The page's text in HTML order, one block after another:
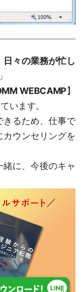
々の業務が忙し
」
WEBCAMP】
います。
きるため、仕事で
カウンセリングを
に、今後のキャ